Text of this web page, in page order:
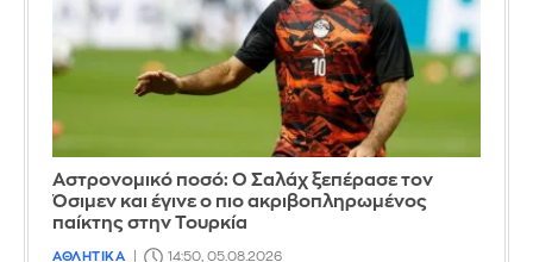
Αστρονομικό ποσό: Ο Σαλάχ ξεπέρασε τον
Όσιμεν και έγινε ο πιο ακριβοπληρωμένος
παίκτης στην Τουρκία
ΑΘΛΗΤΙΚΑ 14:50, 05.08.2026